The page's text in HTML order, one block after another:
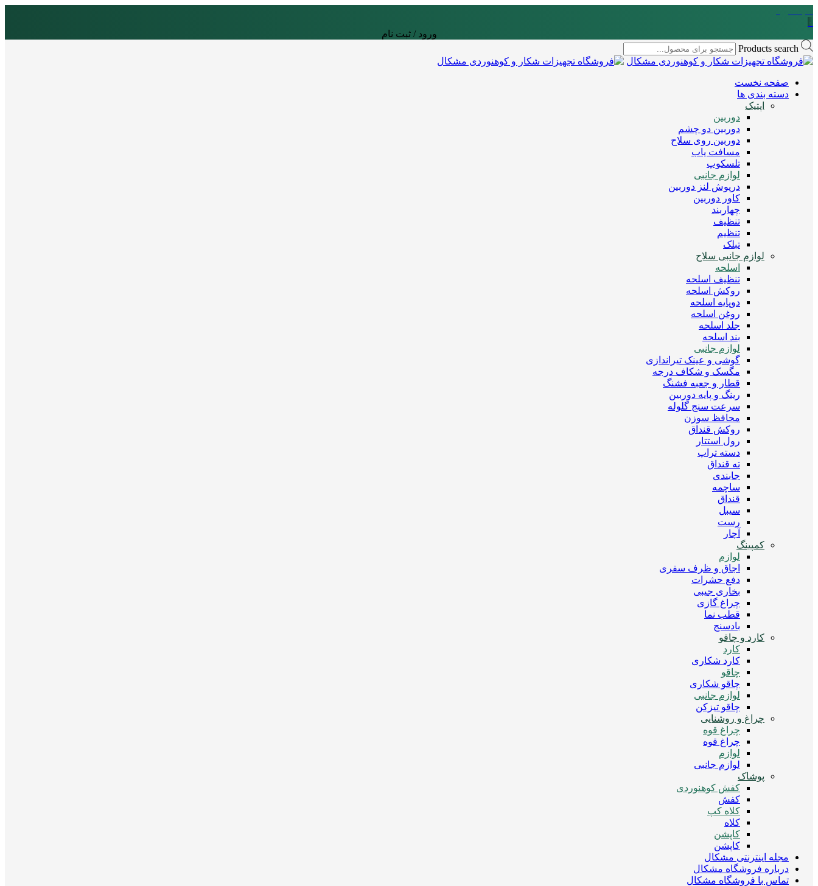
ورود / ثبت نام
Products search
صفحه نخست
دسته بندی ها
اپتیک
دوربین
دوربین دو چشم
دوربین روی سلاح
مسافت یاب
تلسکوپ
لوازم جانبی
درپوش لنز دوربین
کاور دوربین
چهاربند
تنظیف
تنظیم
تبلک
لوازم جانبی سلاح
اسلحه
تنظیف اسلحه
روکش اسلحه
دوپایه اسلحه
روغن اسلحه
جلد اسلحه
بند اسلحه
لوازم جانبی
گوشی و عینک تیراندازی
مگسک و شکاف درجه
قطار و جعبه فشنگ
رینگ و پایه دوربین
سرعت سنج گلوله
محافظ سوزن
روکش قنداق
رول استتار
دسته تراپ
ته قنداق
جابندی
ساچمه
قنداق
سیبل
رست
آچار
کمپینگ
لوازم
اجاق و ظرف سفری
دفع حشرات
بخاری جیبی
چراغ گازی
قطب نما
بادسنج
کارد و چاقو
کارد
کارد شکاری
چاقو
چاقو شکاری
لوازم جانبی
چاقو تیزکن
چراغ و روشنایی
چراغ قوه
چراغ قوه
لوازم
لوازم جانبی
پوشاک
کفش کوهنوردی
کفش
کلاه کپ
کلاه
کاپشن
کاپشن
مجله اینترنتی مشکال
درباره فروشگاه مشکال
تماس با فروشگاه مشکال